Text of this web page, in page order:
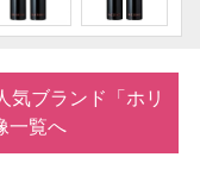
気ブランド「ホリ
一覧へ